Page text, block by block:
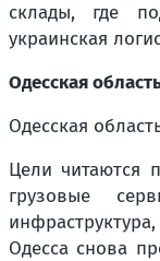
склады, где
украинская
Одесская
Одесская
Цели читаются
грузовые
Одесса снова